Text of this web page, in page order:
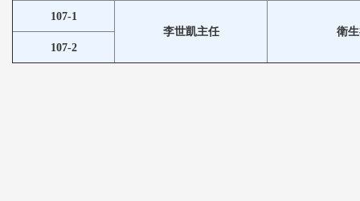
107-1
李世凱主任
衛
107-2